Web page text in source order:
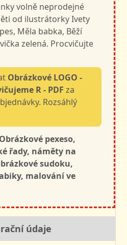
volně neprodejné
od ilustrátorky Ivety
Měla babka, Běží
zelená. Procvičujte
Obrázkové LOGO -
R - PDF za
Rozsáhlý
pexeso,
řady, náměty na
sudoku,
malování ve
údaje